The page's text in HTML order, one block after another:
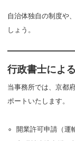
自治体独自の制度や
しょう。
行政書士によ
当事務所では、京都
ポートいたします。
開業許可申請（運